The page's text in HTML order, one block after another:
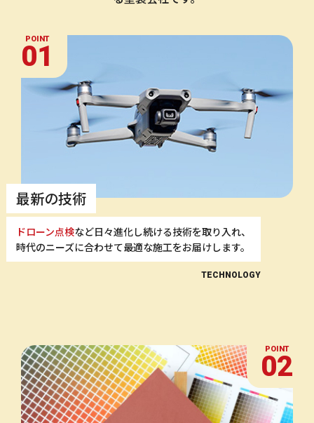
POINT
01
最新の技術
ドローン点検など日々進化し続ける技術を取り入れ、
時代のニーズに合わせて最適な施工をお届けします。
TECHNOLOGY
POINT
02